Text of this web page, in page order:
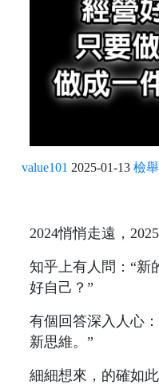
value101 2025-01-13 檢舉
2024悄悄走遠，
知乎上有人問：“新
好自己？”
有個回答深入人心
新思維。”
細細想來，的確如此